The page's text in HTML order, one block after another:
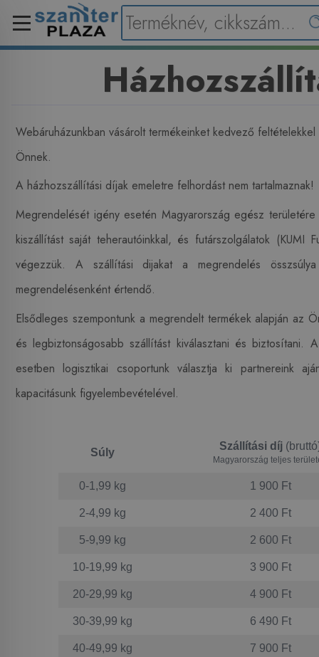
Webáruházunkban vásárolt termékeinket kedvező
Önnek.
A házhozszállítási díjak emeletre felhordást nem tartalmaznak!
Megrendelését igény esetén Magyarország egész
kiszállítást saját teherautóinkkal, és futárszolgálatok (KUMI
végezzük. A szállítási dijakat a megrendelés
megrendelésenként értendő.
Elsődleges szempontunk a megrendelt termékek alapján az
és legbiztonságosabb szállítást kiválasztani és biztosítani.
esetben logisztikai csoportunk választja ki partnereink
kapacitásunk figyelembevételével.
Súly
Szállítási díj
Magyarország teljes
0-1,99 kg 1 900 Ft
2-4,99 kg 2 400 Ft
5-9,99 kg 2 600 Ft
10-19,99 kg 3 900 Ft
20-29,99 kg 4 900 Ft
30-39,99 kg 6 490 Ft
40-49,99 kg 7 900 Ft